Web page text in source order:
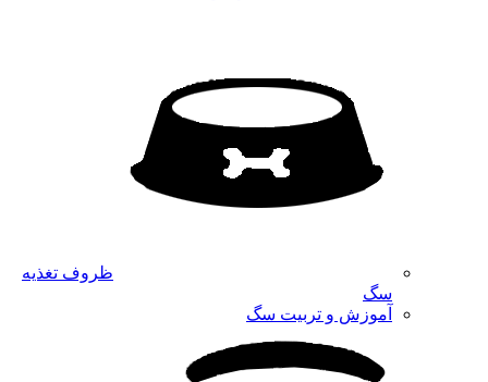
ظروف تغذیه
سگ
آموزش و تربیت سگ